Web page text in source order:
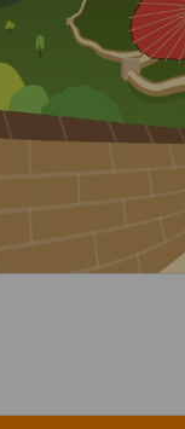
Leer más